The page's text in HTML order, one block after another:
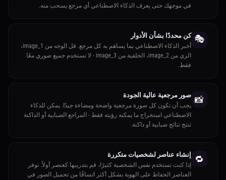
في موجهك حتى يعرف الذكاء الاصطناعي أي مرجع يسحب منه.
🎭 كن محددًا بشأن الأدوار
أخبر الذكاء الاصطناعي بما يساهم به كل مرجع. قل الوجه من image_1،
الزي من image_2، الخلفية من image_3 - لا تستخدم جميع صوري معًا
فقط.
📸 صور مرجعية عالية الجودة
يجب أن تكون كل صورة مرجعية واضحة ومضاءة جيدًا. يمكن للذكاء
الاصطناعي استخراج ما يمكنه رؤيته فقط - المراجع الضبابية أو الداكنة
تنتج نتائج ضبابية أو داكنة.
🔁 إنشاء عناصر لشخصيات متكررة
إذا كنت تستخدم نفس الشخصية كثيرًا، قم بتدريبها كعنصر أولاً. توفر
العناصر الحفاظ على الهوية بشكل أكثر اتساقًا من تحميل الصور في